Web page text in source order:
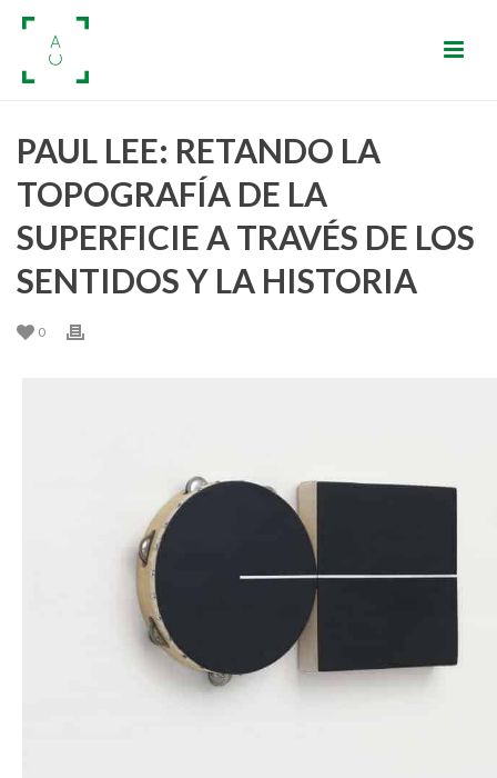
PAUL LEE: RETANDO LA
TOPOGRAFÍA DE LA
SUPERFICIE A TRAVÉS DE LOS
SENTIDOS Y LA HISTORIA
0